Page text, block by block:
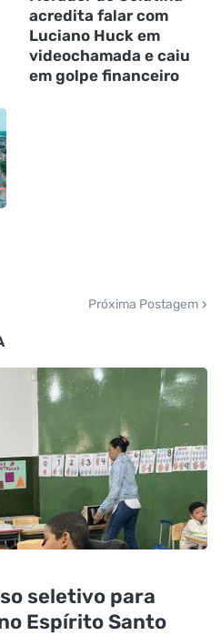
acredita falar com
Luciano Huck em
videochamada e caiu
em golpe financeiro
Próxima Postagem
seletivo para
Espírito Santo